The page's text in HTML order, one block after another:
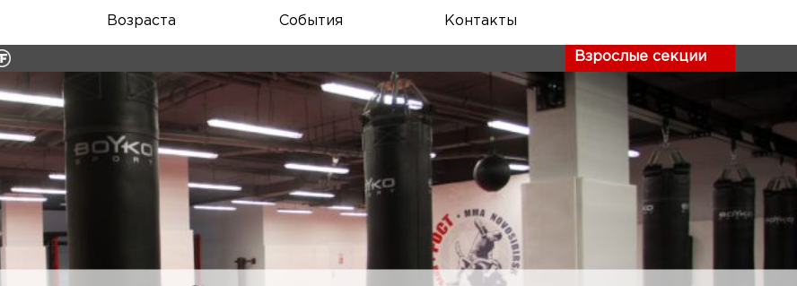
Возраста События Контакты
Взрослые секции